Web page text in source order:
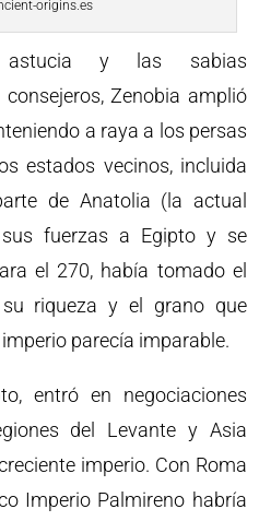
origins.es
astucia y las sabias
Zenobia amplió
a raya a los persas
estados vecinos, incluida
de Anatolia (la actual
fuerzas a Egipto y se
el 270, había tomado el
riqueza y el grano que
parecía imparable.
entró en negociaciones
del Levante y Asia
imperio. Con Roma
Imperio Palmireno habría